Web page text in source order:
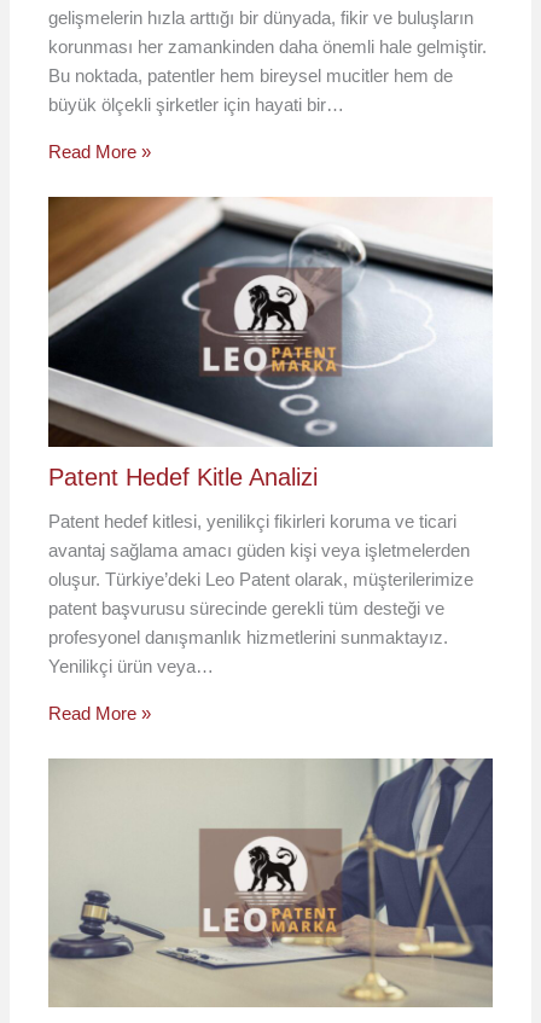
gelişmelerin hızla arttığı bir dünyada, fikir ve buluşların
korunması her zamankinden daha önemli hale gelmiştir.
Bu noktada, patentler hem bireysel mucitler hem de
büyük ölçekli şirketler için hayati bir…
Read More »
Patent Hedef Kitle Analizi
Patent hedef kitlesi, yenilikçi fikirleri koruma ve ticari
avantaj sağlama amacı güden kişi veya işletmelerden
oluşur. Türkiye’deki Leo Patent olarak, müşterilerimize
patent başvurusu sürecinde gerekli tüm desteği ve
profesyonel danışmanlık hizmetlerini sunmaktayız.
Yenilikçi ürün veya…
Read More »